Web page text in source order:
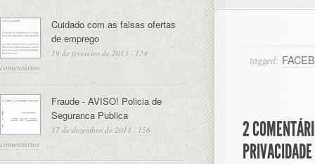
tagged:
2
Cuidado com as falsas ofertas
de emprego
19 de fevereiro de 2013 · 174
comentários
Fraude - AVISO! Policia de
Seguranca Publica
17 de dezembro de 2011 · 156
comentários